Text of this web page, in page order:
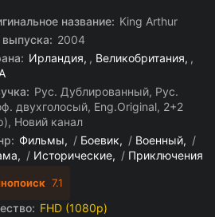
название: King Arthur
выпуска: 2004
Ирландия , Великобритания ,
Рус. Дублированный, Рус.
двухголосый, Eng.Original, 2+2
Новий канал
Фильмы / Боевик / Военный
/
/ Исторические / Приключения
7.1
FHD (1080p)